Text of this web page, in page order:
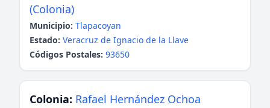
(Colonia)
Municipio: Tlapacoyan
Estado: Veracruz de Ignacio de la Llave
Códigos Postales: 93650
Colonia: Rafael Hernández Ochoa